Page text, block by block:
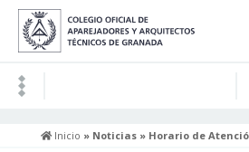
Inicio » Noticias» Horario de